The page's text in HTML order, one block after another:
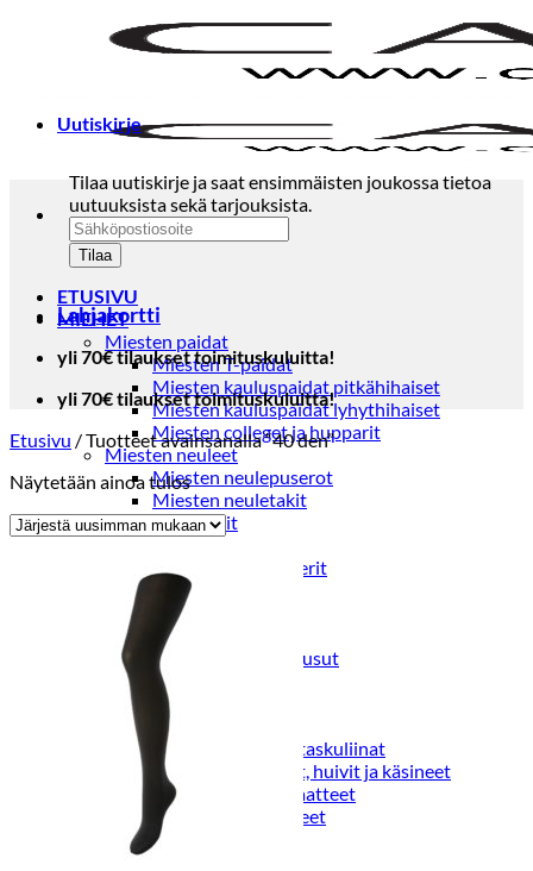
ETUSIVU
MIEHET
Miesten paidat
Miesten T-paidat
Miesten kauluspaidat pitkähihaiset
Miesten kauluspaidat lyhythihaiset
Miesten colleget ja hupparit
Miesten neuleet
Miesten neulepuserot
Miesten neuletakit
Puvut ja blazerit
Puvut
Puvuntakit ja blazerit
Miesten housut
Miesten housut
Miesten farkut
Miesten collegehousut
Miesten shortsit
Miesten asusteet
Vyöt ja olkaimet
Solmiot, rusetit ja taskuliinat
Miesten päähineet, huivit ja käsineet
Miesten yöasut ja alusvaatteet
Miesten alusvaatteet
Miesten sukat
Uutiskirje
Tilaa uutiskirje ja saat ensimmäisten joukossa tietoa
uutuuksista sekä tarjouksista.
Lahjakortti
yli 70€ tilaukset toimituskuluitta!
yli 70€ tilaukset toimituskuluitta!
Etusivu /Tuotteet avainsanalla “40 den”
Näytetään ainoa tulos